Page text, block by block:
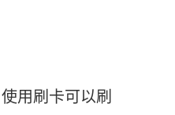
用刷卡可以刷